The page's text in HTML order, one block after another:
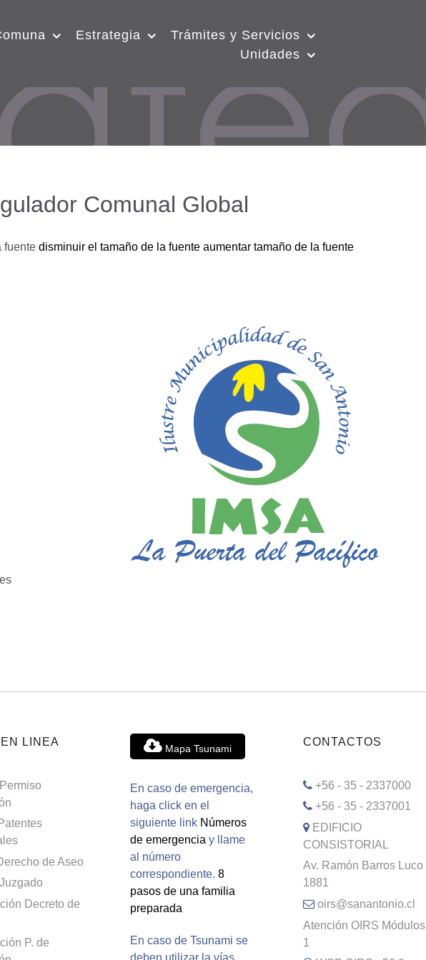
Estrategia
Trámites y Servicios
Unidades
Comunal Global
fuente disminuir el tamaño de la fuente aumentar tamaño de la fuente
LINEA
de Aseo
Decreto de
P. de
Mapa Tsunami
En caso de emergencia,
haga click en el
siguiente link Números
de emergencia y llame
al número
correspondiente. 8
pasos de una familia
preparada
En caso de Tsunami se
deben utilizar la vías
CONTACTOS
+56 - 35 - 2337000
+56 - 35 - 2337001
EDIFICIO
CONSISTORIAL
Av. Ramón Barros Luco
1881
oirs@sanantonio.cl
Atención OIRS Módulos
1